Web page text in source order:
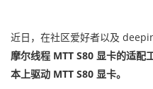
近日，在社区爱好者以及
摩尔线程 MTT S80 显卡的适
本上驱动 MTT S80 显卡。